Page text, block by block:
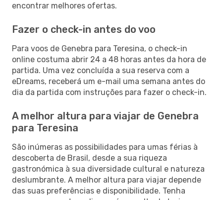
encontrar melhores ofertas.
Fazer o check-in antes do voo
Para voos de Genebra para Teresina, o check-in
online costuma abrir 24 a 48 horas antes da hora de
partida. Uma vez concluída a sua reserva com a
eDreams, receberá um e-mail uma semana antes do
dia da partida com instruções para fazer o check-in.
A melhor altura para viajar de Genebra
para Teresina
São inúmeras as possibilidades para umas férias à
descoberta de Brasil, desde a sua riqueza
gastronómica à sua diversidade cultural e natureza
deslumbrante. A melhor altura para viajar depende
das suas preferências e disponibilidade. Tenha